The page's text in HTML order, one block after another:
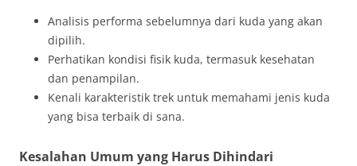
Analisis performa sebelumnya dari kuda yang akan
dipilih.
Perhatikan kondisi fisik kuda, termasuk kesehatan
dan penampilan.
Kenali karakteristik trek untuk memahami jenis kuda
yang bisa terbaik di sana.
Kesalahan Umum yang Harus Dihindari